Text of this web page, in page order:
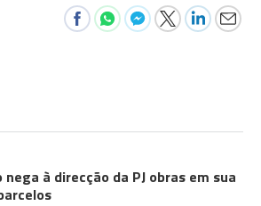
à direcção da PJ obras em sua